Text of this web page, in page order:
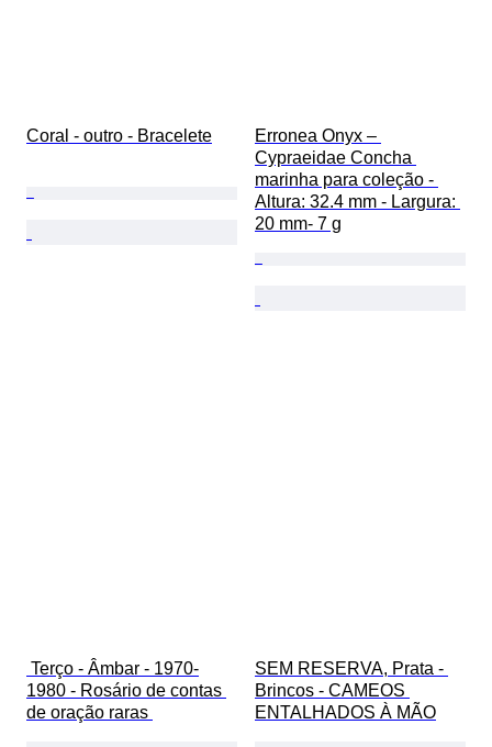
Coral - outro - Bracelete
Erronea Onyx –
Cypraeidae Concha
marinha para coleção -
Altura: 32.4 mm - Largura:
20 mm- 7 g
1980 - Rosário de contas
de oração raras
SEM RESERVA, Prata -
Brincos - CAMEOS
ENTALHADOS À MÃO